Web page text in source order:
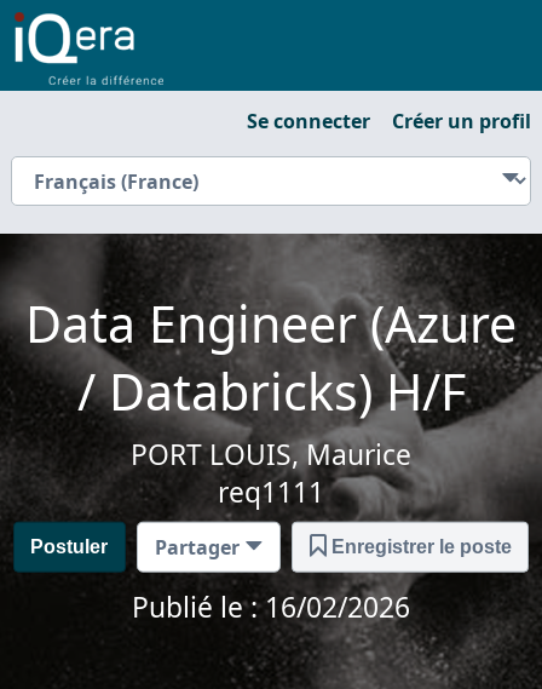
Se connecter Créer un profil
Data Engineer (Azure
/ Databricks) H/F
PORT LOUIS, Maurice
req1111
Postuler Partager Enregistrer le poste
Publié le : 16/02/2026